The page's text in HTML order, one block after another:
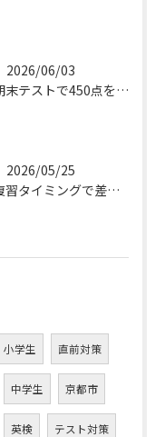
2026/06/03
期末テストで450点を取る勉強法
2026/05/25
復習タイミングで差がつく勉強法
小学生 直前対策
中学生 京都市
英検 テスト対策